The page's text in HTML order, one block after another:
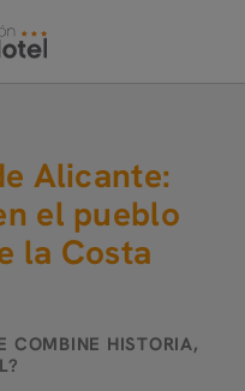
Alicante:
el pueblo
la Costa
COMBINE HISTORIA,